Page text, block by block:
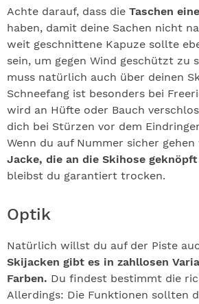
Achte darauf, dass die Taschen
haben, damit deine Sachen nicht
weit geschnittene Kapuze sollte
sein, um gegen Wind geschützt zu
muss natürlich auch über deinen
Schneefang ist besonders bei
wird an Hüfte oder Bauch
dich bei Stürzen vor dem
Wenn du auf Nummer sicher
Jacke, die an die Skihose
bleibst du garantiert trocken.
Optik
Natürlich willst du auf der Piste
Skijacken gibt es in zahllosen
Farben. Du findest bestimmt die
Allerdings: Die Funktionen sollten